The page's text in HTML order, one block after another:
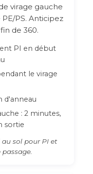
virage gauche
PS. Anticipez
de 360.
PI en début
le virage
d'anneau
: 2 minutes,
sortie
au sol pour PI et